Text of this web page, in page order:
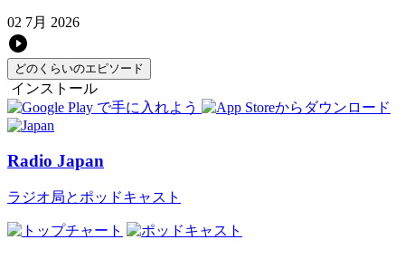
02 7月 2026
どのくらいのエピソード
インストール
Radio Japan
ラジオ局とポッドキャスト